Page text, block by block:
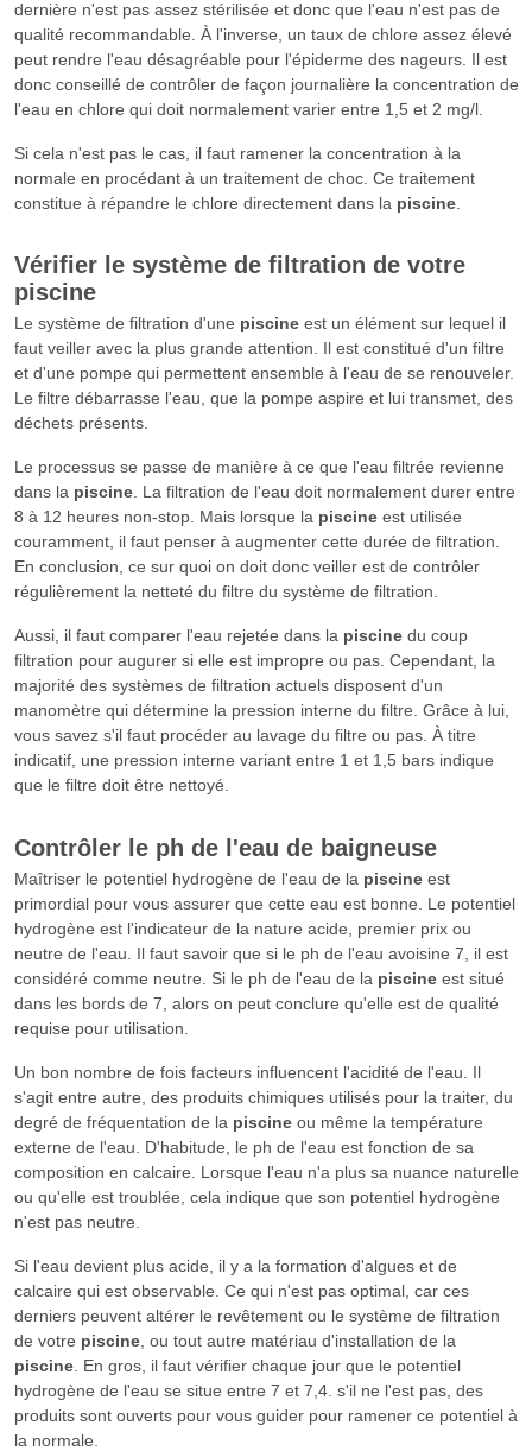
dernière n'est pas assez stérilisée et donc que l'eau n'est pas de
qualité recommandable. À l'inverse, un taux de chlore assez élevé
peut rendre l'eau désagréable pour l'épiderme des nageurs. Il est
donc conseillé de contrôler de façon journalière la concentration de
l'eau en chlore qui doit normalement varier entre 1,5 et 2 mg/l.
Si cela n'est pas le cas, il faut ramener la concentration à la
normale en procédant à un traitement de choc. Ce traitement
constitue à répandre le chlore directement dans la piscine.
Vérifier le système de filtration de votre
piscine
Le système de filtration d'une piscineest un élément sur lequel il
faut veiller avec la plus grande attention. Il est constitué d'un filtre
et d'une pompe qui permettent ensemble à l'eau de se renouveler.
Le filtre débarrasse l'eau, que la pompe aspire et lui transmet, des
déchets présents.
Le processus se passe de manière à ce que l'eau filtrée revienne
dans la piscine. La filtration de l'eau doit normalement durer entre
8 à 12 heures non-stop. Mais lorsque la piscineest utilisée
couramment, il faut penser à augmenter cette durée de filtration.
En conclusion, ce sur quoi on doit donc veiller est de contrôler
régulièrement la netteté du filtre du système de filtration.
Aussi, il faut comparer l'eau rejetée dans la piscinedu coup
filtration pour augurer si elle est impropre ou pas. Cependant, la
majorité des systèmes de filtration actuels disposent d'un
manomètre qui détermine la pression interne du filtre. Grâce à lui,
vous savez s'il faut procéder au lavage du filtre ou pas. À titre
indicatif, une pression interne variant entre 1 et 1,5 bars indique
que le filtre doit être nettoyé.
Contrôler le ph de l'eau de baigneuse
Maîtriser le potentiel hydrogène de l'eau de la piscineest
primordial pour vous assurer que cette eau est bonne. Le potentiel
hydrogène est l'indicateur de la nature acide, premier prix ou
neutre de l'eau. Il faut savoir que si le ph de l'eau avoisine 7, il est
considéré comme neutre. Si le ph de l'eau de la piscineest situé
dans les bords de 7, alors on peut conclure qu'elle est de qualité
requise pour utilisation.
Un bon nombre de fois facteurs influencent l'acidité de l'eau. Il
s'agit entre autre, des produits chimiques utilisés pour la traiter, du
degré de fréquentation de la piscineou même la température
externe de l'eau. D'habitude, le ph de l'eau est fonction de sa
composition en calcaire. Lorsque l'eau n'a plus sa nuance naturelle
ou qu'elle est troublée, cela indique que son potentiel hydrogène
n'est pas neutre.
Si l'eau devient plus acide, il y a la formation d'algues et de
calcaire qui est observable. Ce qui n'est pas optimal, car ces
derniers peuvent altérer le revêtement ou le système de filtration
de votre piscine, ou tout autre matériau d'installation de la
piscine. En gros, il faut vérifier chaque jour que le potentiel
hydrogène de l'eau se situe entre 7 et 7,4. s'il ne l'est pas, des
produits sont ouverts pour vous guider pour ramener ce potentiel à
la normale.